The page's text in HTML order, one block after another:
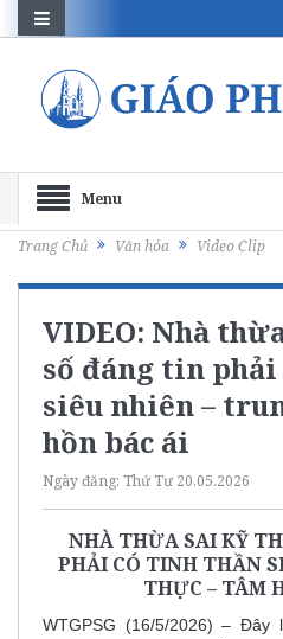
Menu
Trang Chủ Văn hóa Video Clip
VIDEO: Nhà
số đáng tin
siêu nhiên –
hồn bác ái
Ngày đăng: Thứ Tư 20.05.2026
NHÀ THỪA SAI KỸ
PHẢI CÓ TINH THẦN
THỰC – TÂM
WTGPSG (16/5/2026) –